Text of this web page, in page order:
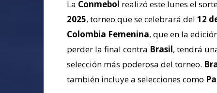
La Conmebol realizó este lunes el
2025, torneo que se celebrará del 12
Colombia Femenina, que en la
perder la final contra Brasil, tendrá
selección más poderosa del torneo.
también incluye a selecciones como